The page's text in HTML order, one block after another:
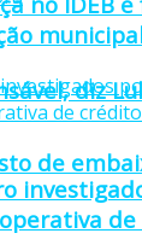
diz
de